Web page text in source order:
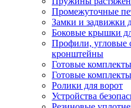
Промежуточные
Замки и задвижки
Боковые крышки
Профили, угловые
кронштейны
Готовые
Готовые
Ролики для ворот
Устройства